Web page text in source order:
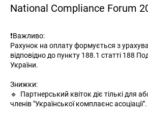
National Compliance Forum
❗️Важливо:
Рахунок на оплату формується з
відповідно до пункту 188.1 статті 188
України.
Знижки:
🔹  Партнерський квіток діє тількі для
членів "Української комплаєнс асоціації".